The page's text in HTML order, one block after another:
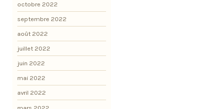
octobre 2022
septembre 2022
août 2022
juillet 2022
juin 2022
mai 2022
avril 2022
mars 2022